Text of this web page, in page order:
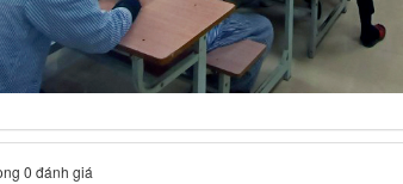
0 đánh giá